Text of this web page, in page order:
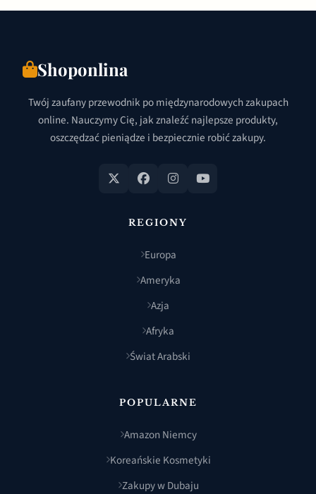
DO
Shoponlina
Twój zaufany przewodnik po międzynarodowych zakupach
online. Nauczymy Cię, jak znaleźć najlepsze produkty,
oszczędzać pieniądze i bezpiecznie robić zakupy.
REGIONY
Europa
Ameryka
Azja
Afryka
Świat Arabski
POPULARNE
Amazon Niemcy
Koreańskie Kosmetyki
Zakupy w Dubaju